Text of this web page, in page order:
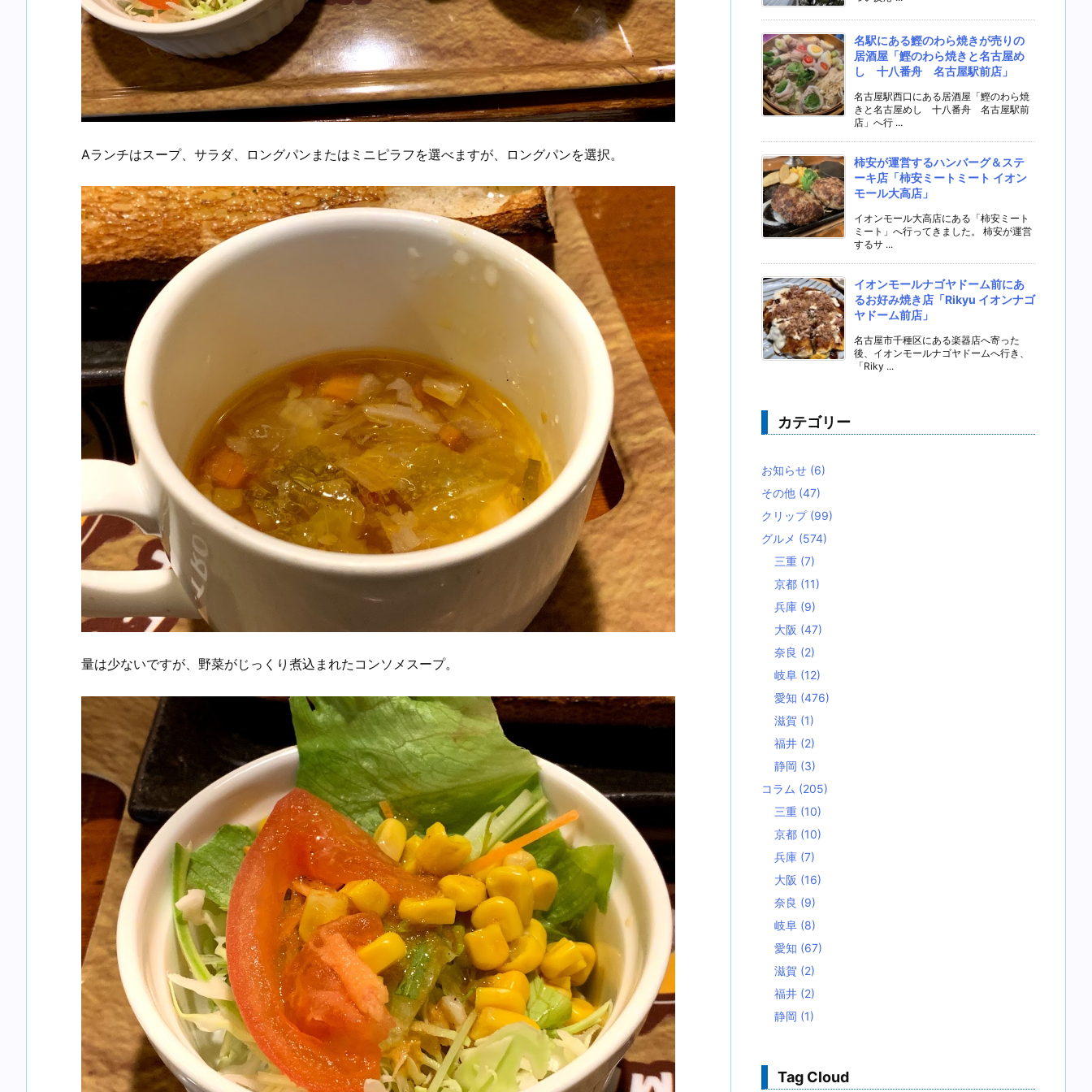
Aランチはスープ、サラダ、ロングパンまたはミニピラフを選べますが、ロングパンを選択。
量は少ないですが、野菜がじっくり煮込まれたコンソメスープ。
名駅にある鰹のわら焼きが売りの
居酒屋「鰹のわら焼きと名古屋め
し 十八番舟 名古屋駅前店」
名古屋駅西口にある居酒屋「鰹のわら焼
きと名古屋めし 十八番舟 名古屋駅前
店」へ行 ...
柿安が運営するハンバーグ＆ステ
ーキ店「柿安ミートミート イオン
モール大高店」
イオンモール大高店にある「柿安ミート
ミート」へ行ってきました。 柿安が運営
するサ ...
イオンモールナゴヤドーム前にあ
るお好み焼き店「Rikyu イオンナゴ
ヤドーム前店」
名古屋市千種区にある楽器店へ寄った
後、イオンモールナゴヤドームへ行き、
「Riky ...
カテゴリー
お知らせ (6)
その他 (47)
クリップ (99)
グルメ (574)
三重 (7)
京都 (11)
兵庫 (9)
大阪 (47)
奈良 (2)
岐阜 (12)
愛知 (476)
滋賀 (1)
福井 (2)
静岡 (3)
コラム (205)
三重 (10)
京都 (10)
兵庫 (7)
大阪 (16)
奈良 (9)
岐阜 (8)
愛知 (67)
滋賀 (2)
福井 (2)
静岡 (1)
Tag Cloud